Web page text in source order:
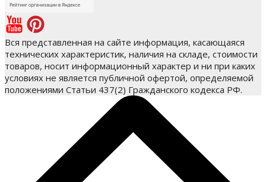
Вся представленная на сайте информация, касающаяся
технических характеристик, наличия на складе, стоимости
товаров, носит информационный характер и ни при каких
условиях не является публичной офертой, определяемой
положениями Статьи 437(2) Гражданского кодекса РФ.